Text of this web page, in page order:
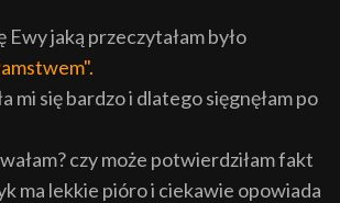
Ewy jaką przeczytałam było
mi się bardzo i dlatego sięgnęłam po
czy może potwierdziłam fakt
ma lekkie pióro i ciekawie opowiada